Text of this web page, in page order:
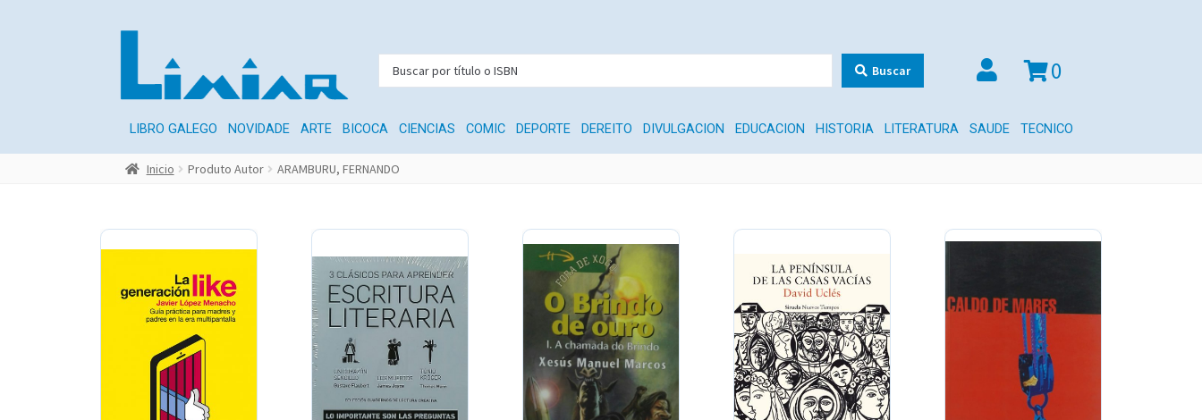
Buscar 0
LIBRO GALEGO NOVIDADE ARTE BICOCA CIENCIAS COMIC DEPORTE DEREITO DIVULGACION EDUCACION HISTORIA LITERATURA SAUDE TECNICO
Inicio Produto Autor ARAMBURU, FERNANDO